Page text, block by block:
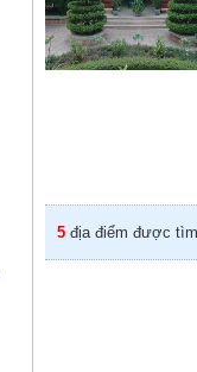
5 địa điểm được